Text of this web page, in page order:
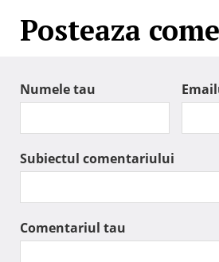
Posteaza
Numele tau
Subiectul comentariului
Comentariul tau